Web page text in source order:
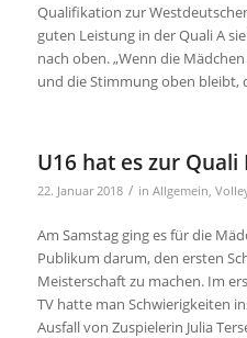
Qualifikation zur
guten Leistung in der Quali A
nach oben. „Wenn die
und die Stimmung oben bleibt,
U16 hat es zur Quali
22. Januar 2018 / in Allgemein
Am Samstag ging es für die
Publikum darum, den ersten
Meisterschaft zu machen. Im
TV hatte man Schwierigkeiten
Ausfall von Zuspielerin Julia